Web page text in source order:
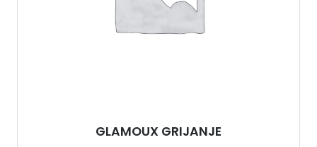
GLAMOUX GRIJANJE